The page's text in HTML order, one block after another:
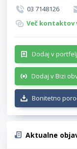
03 7148126
Več kontaktov
Dodaj v portfelj
Dodaj v Bizi
Bonitetno
Aktualne